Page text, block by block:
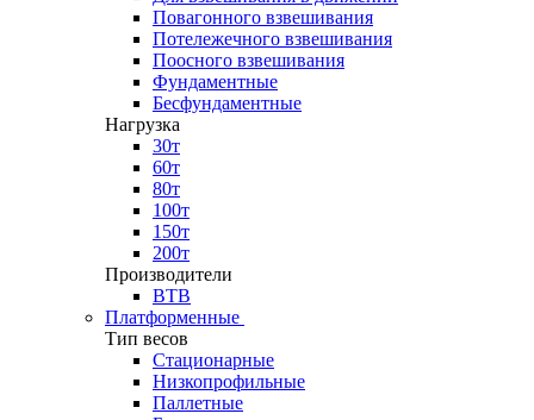
Повагонного взвешивания
Потележечного взвешивания
Поосного взвешивания
Фундаментные
Бесфундаментные
Нагрузка
30т
60т
80т
100т
150т
200т
Производители
ВТВ
Платформенные
Тип весов
Стационарные
Низкопрофильные
Паллетные